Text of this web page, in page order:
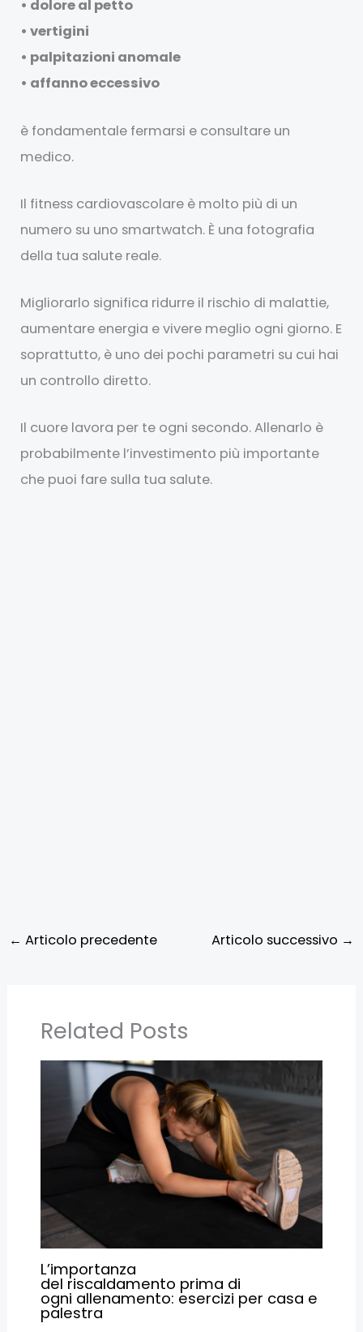
• dolore al petto
• vertigini
• palpitazioni anomale
• affanno eccessivo
è fondamentale fermarsi e consultare un
medico.
Il fitness cardiovascolare è molto più di un
numero su uno smartwatch. È una fotografia
della tua salute reale.
Migliorarlo significa ridurre il rischio di malattie,
aumentare energia e vivere meglio ogni giorno. E
soprattutto, è uno dei pochi parametri su cui hai
un controllo diretto.
Il cuore lavora per te ogni secondo. Allenarlo è
probabilmente l’investimento più importante
che puoi fare sulla tua salute.
← Articolo precedente Articolo successivo →
Related Posts
L’importanza
del riscaldamento prima di
ogni allenamento: esercizi per casa e
palestra